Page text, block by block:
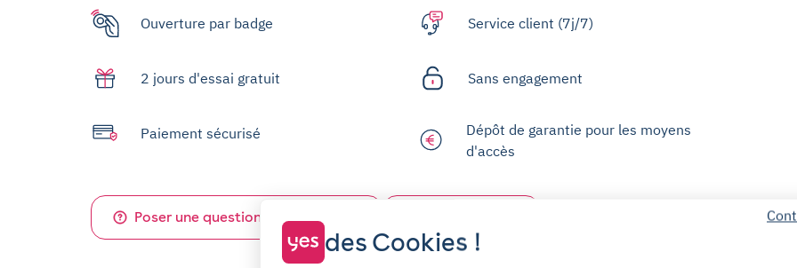
Ouverture par badge Service client (7j/7)
2 jours d'essai gratuit Sans engagement
Paiement sécurisé
Dépôt de garantie pour les moyens
d'accès
Poser une question sur ce parking
des Cookies !